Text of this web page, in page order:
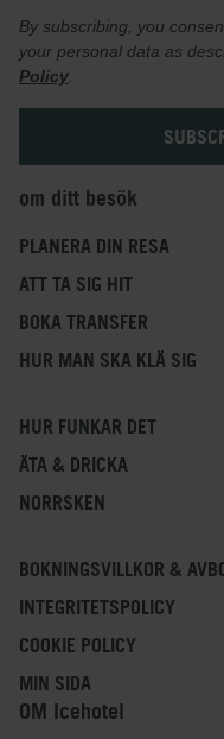
By subscribing, you
your personal data as
Policy
om ditt besök
PLANERA DIN RESA
ATT TA SIG HIT
BOKA TRANSFER
HUR MAN SKA KLÄ SIG
HUR FUNKAR DET
ÄTA & DRICKA
NORRSKEN
BOKNINGSVILLKOR &
INTEGRITETSPOLICY
COOKIE POLICY
MIN SIDA
OM Icehotel